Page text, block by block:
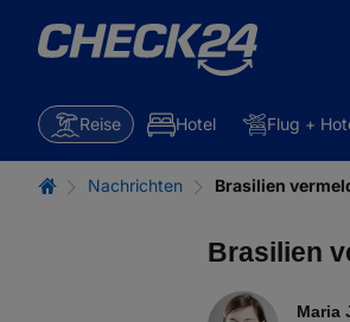
Reise Hotel Flug +
Nachrichten Brasilien
Brasilien
Maria